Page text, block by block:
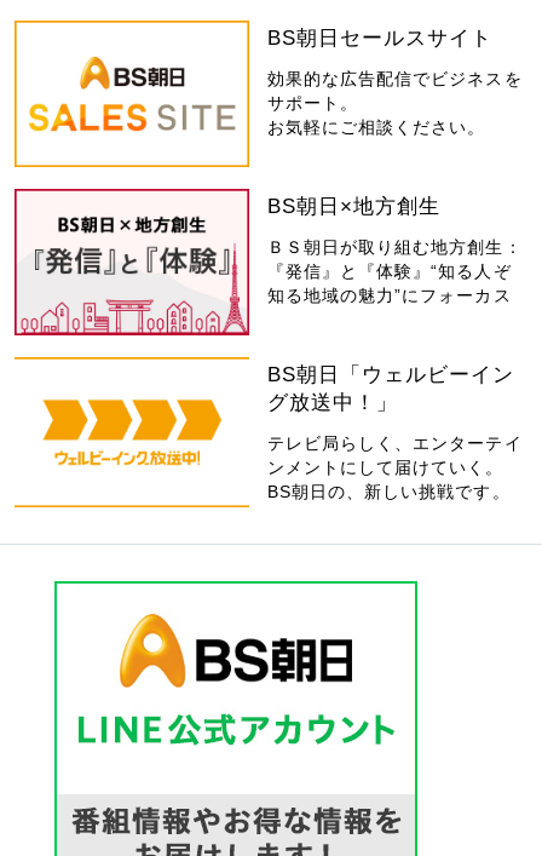
BS朝日セールスサイト
効果的な広告配信でビジネスを
サポート。
お気軽にご相談ください。
BS朝日×地方創生
ＢＳ朝日が取り組む地方創生：
『発信』と『体験』“知る人ぞ
知る地域の魅力”にフォーカス
BS朝日「ウェルビーイン
グ放送中！」
テレビ局らしく、エンターテイ
ンメントにして届けていく。
BS朝日の、新しい挑戦です。